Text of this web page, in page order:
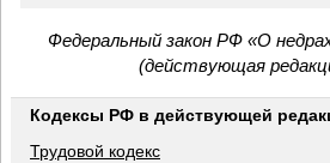
Федеральный закон РФ «О
(действующая
Кодексы РФ в действующей
Трудовой кодекс